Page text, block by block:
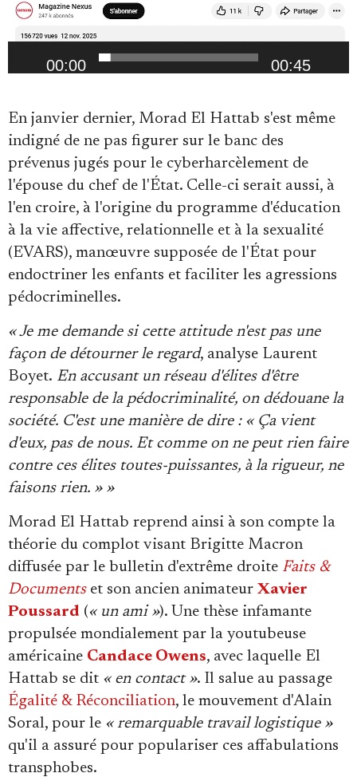
00:00 00:45
En janvier dernier, Morad El Hattab s'est même
indigné de ne pas figurer sur le banc des
prévenus jugés pour le cyberharcèlement de
l'épouse du chef de l'État. Celle-ci serait aussi, à
l'en croire, à l'origine du programme d'éducation
à la vie affective, relationnelle et à la sexualité
(EVARS), manœuvre supposée de l'État pour
endoctriner les enfants et faciliter les agressions
pédocriminelles.
« Je me demande si cette attitude n'est pas une
façon de détourner le regard, analyse Laurent
Boyet. En accusant un réseau d'élites d'être
responsable de la pédocriminalité, on dédouane la
société. C'est une manière de dire : « Ça vient
d'eux, pas de nous. Et comme on ne peut rien faire
contre ces élites toutes-puissantes, à la rigueur, ne
faisons rien. » »
Morad El Hattab reprend ainsi à son compte la
théorie du complot visant Brigitte Macron
diffusée par le bulletin d'extrême droite Faits &
Documentset son ancien animateur Xavier
Poussard (« un ami »). Une thèse infamante
propulsée mondialement par la youtubeuse
américaine Candace Owens, avec laquelle El
Hattab se dit « en contact ». Il salue au passage
Égalité & Réconciliation, le mouvement d'Alain
Soral, pour le « remarquable travail logistique »
qu'il a assuré pour populariser ces affabulations
transphobes.